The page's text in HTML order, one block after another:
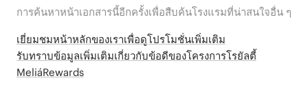
การค้นหาหน้าเอกสารนี้อีกครั้งเพื่อสืบค้นโรงแรมที่น่าสนใจอื่น ๆ
เยี่ยมชมหน้าหลักของเราเพื่อดูโปรโมชั่นเพิ่มเติม
รับทราบข้อมูลเพิ่มเติมเกี่ยวกับข้อดีของโครงการโรยัลตี้
MeliáRewards